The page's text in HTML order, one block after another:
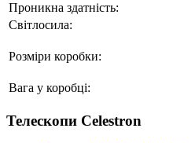
Проникна здатність:
Світлосила:
Розміри коробки:
Вага у коробці:
Телескопи Celestron